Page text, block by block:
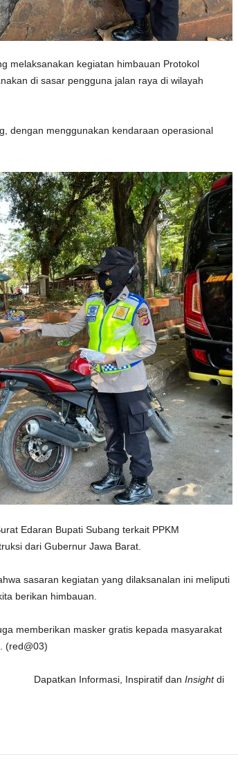
melaksanakan kegiatan himbauan Protokol
di sasar pengguna jalan raya di wilayah
dengan menggunakan kendaraan operasional
Edaran Bupati Subang terkait PPKM
dari Gubernur Jawa Barat.
sasaran kegiatan yang dilaksanalan ini meliputi
berikan himbauan.
memberikan masker gratis kepada masyarakat
(red@03)
Informasi, Inspiratif dan Insightdi